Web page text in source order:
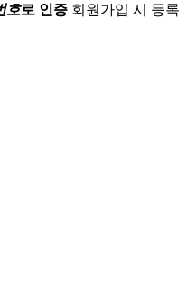
호로 인증 회원가입 시 등록